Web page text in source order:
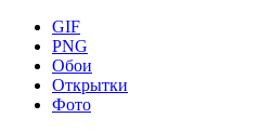
GIF
PNG
Обои
Открытки
Фото